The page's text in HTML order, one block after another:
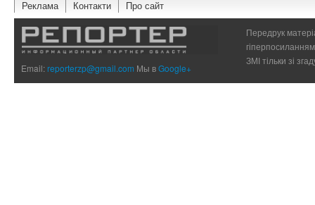
Реклама Контакти Про сайт
Email:reporterzp@gmail.com Мы вGoogle+
Передрук
ЗМІ тільки зі